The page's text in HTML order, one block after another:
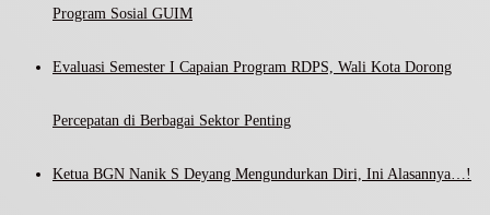
Program Sosial GUIM
Evaluasi Semester I Capaian Program RDPS, Wali Kota Dorong
Percepatan di Berbagai Sektor Penting
Ketua BGN Nanik S Deyang Mengundurkan Diri, Ini Alasannya…!